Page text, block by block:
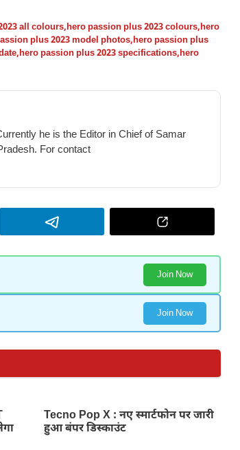
all colours,hero passion plus 2023 colours,hero
plus 2023 model photos,hero passion plus
,hero passion plus 2023 specifications,hero
he is the Editor in Chief of Samar
For contact
Join Now
Join Now
Tecno Pop X : नए स्मार्टफोन पर जारी
हुआ बंपर डिस्काउंट